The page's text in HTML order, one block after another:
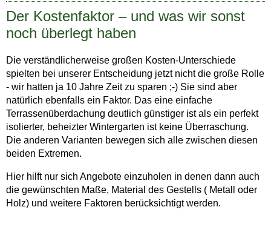
Der Kostenfaktor – und was wir sonst
noch überlegt haben
Die verständlicherweise großen Kosten-Unterschiede
spielten bei unserer Entscheidung jetzt nicht die große Rolle
- wir hatten ja 10 Jahre Zeit zu sparen ;-) Sie sind aber
natürlich ebenfalls ein Faktor. Das eine einfache
Terrassenüberdachung deutlich günstiger ist als ein perfekt
isolierter, beheizter Wintergarten ist keine Überraschung.
Die anderen Varianten bewegen sich alle zwischen diesen
beiden Extremen.
Hier hilft nur sich Angebote einzuholen in denen dann auch
die gewünschten Maße, Material des Gestells ( Metall oder
Holz) und weitere Faktoren berücksichtigt werden.